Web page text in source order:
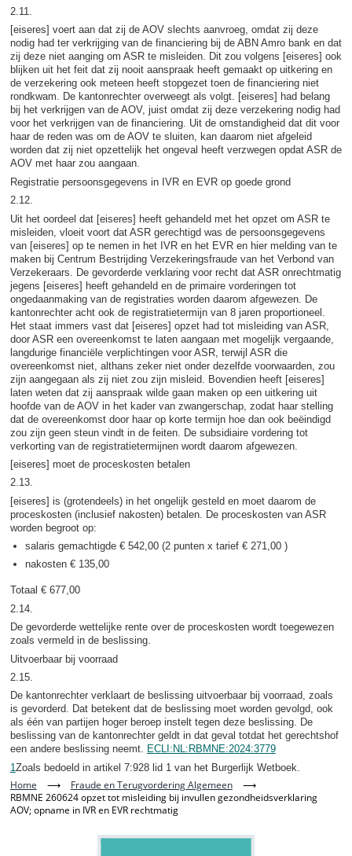
2.11.
[eiseres] voert aan dat zij de AOV slechts aanvroeg, omdat zij deze
nodig had ter verkrijging van de financiering bij de ABN Amro bank en dat
zij deze niet aanging om ASR te misleiden. Dit zou volgens [eiseres] ook
blijken uit het feit dat zij nooit aanspraak heeft gemaakt op uitkering en
de verzekering ook meteen heeft stopgezet toen de financiering niet
rondkwam. De kantonrechter overweegt als volgt. [eiseres] had belang
bij het verkrijgen van de AOV, juist omdat zij deze verzekering nodig had
voor het verkrijgen van de financiering. Uit de omstandigheid dat dit voor
haar de reden was om de AOV te sluiten, kan daarom niet afgeleid
worden dat zij niet opzettelijk het ongeval heeft verzwegen opdat ASR de
AOV met haar zou aangaan.
Registratie persoonsgegevens in IVR en EVR op goede grond
2.12.
Uit het oordeel dat [eiseres] heeft gehandeld met het opzet om ASR te
misleiden, vloeit voort dat ASR gerechtigd was de persoonsgegevens
van [eiseres] op te nemen in het IVR en het EVR en hier melding van te
maken bij Centrum Bestrijding Verzekeringsfraude van het Verbond van
Verzekeraars. De gevorderde verklaring voor recht dat ASR onrechtmatig
jegens [eiseres] heeft gehandeld en de primaire vorderingen tot
ongedaanmaking van de registraties worden daarom afgewezen. De
kantonrechter acht ook de registratietermijn van 8 jaren proportioneel.
Het staat immers vast dat [eiseres] opzet had tot misleiding van ASR,
door ASR een overeenkomst te laten aangaan met mogelijk vergaande,
langdurige financiële verplichtingen voor ASR, terwijl ASR die
overeenkomst niet, althans zeker niet onder dezelfde voorwaarden, zou
zijn aangegaan als zij niet zou zijn misleid. Bovendien heeft [eiseres]
laten weten dat zij aanspraak wilde gaan maken op een uitkering uit
hoofde van de AOV in het kader van zwangerschap, zodat haar stelling
dat de overeenkomst door haar op korte termijn hoe dan ook beëindigd
zou zijn geen steun vindt in de feiten. De subsidiaire vordering tot
verkorting van de registratietermijnen wordt daarom afgewezen.
[eiseres] moet de proceskosten betalen
2.13.
[eiseres] is (grotendeels) in het ongelijk gesteld en moet daarom de
proceskosten (inclusief nakosten) betalen. De proceskosten van ASR
worden begroot op:
salaris gemachtigde € 542,00 (2 punten x tarief € 271,00 )
nakosten € 135,00
Totaal € 677,00
2.14.
De gevorderde wettelijke rente over de proceskosten wordt toegewezen
zoals vermeld in de beslissing.
Uitvoerbaar bij voorraad
2.15.
De kantonrechter verklaart de beslissing uitvoerbaar bij voorraad, zoals
is gevorderd. Dat betekent dat de beslissing moet worden gevolgd, ook
als één van partijen hoger beroep instelt tegen deze beslissing. De
beslissing van de kantonrechter geldt in dat geval totdat het gerechtshof
een andere beslissing neemt. ECLI:NL:RBMNE:2024:3779
1 Zoals bedoeld in artikel 7:928 lid 1 van het Burgerlijk Wetboek.
Home ⟶ Fraude en Terugvordering Algemeen
⟶
RBMNE 260624 opzet tot misleiding bij invullen gezondheidsverklaring
AOV; opname in IVR en EVR rechtmatig